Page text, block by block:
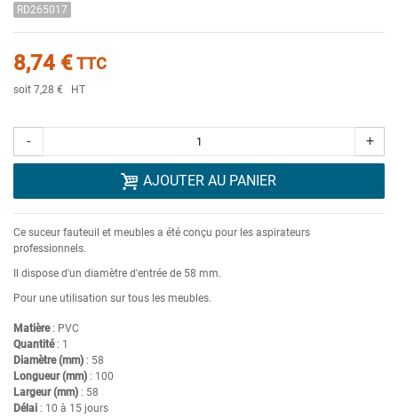
RD265017
8,74 €TTC
soit 7,28 € HT
- +
AJOUTER AU PANIER
Ce suceur fauteuil et meubles a été conçu pour les aspirateurs
professionnels.
Il dispose d'un diamètre d'entrée de 58 mm.
Pour une utilisation sur tous les meubles.
Matière: PVC
Quantité: 1
Diamètre (mm) : 58
Longueur (mm) : 100
Largeur (mm) : 58
Délai : 10 à 15 jours